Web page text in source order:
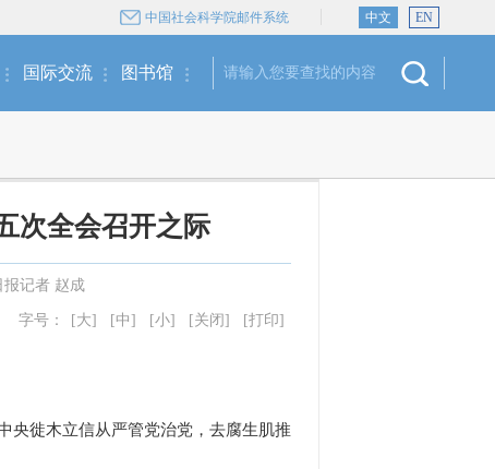
中国社会科学院邮件系统 中文 EN
国际交流 图书馆
次全会召开之际
报记者 赵成
字号： [大] [中] [小] [关闭] [打印]
徙木立信从严管党治党，去腐生肌推